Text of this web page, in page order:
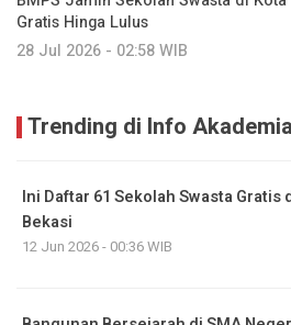
Gratis Hinga Lulus
28 Jul 2026 - 02:58 WIB
Trending di Info Akademia
Ini Daftar 61 Sekolah Swasta Gratis
Bekasi
12 Jun 2026 - 00:36 WIB